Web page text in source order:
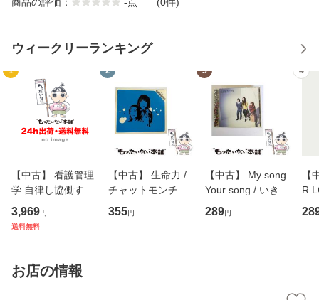
ウィークリーランキング
1
【中古】 看護管理
学 自律し協働する
専門職の看護マネ
ジメントスキル 改
恵 藤本幸三 / 南江
堂 [単行
3,969円
送料無料
2
【中古】 生命力 /
チャットモンチー /
キューンレコード
[CD]【メール便送
355円
3
【中古】 My song
Your song / いきも
のがかり / [CD]
【メール便送料無
289円
4
【
R
産
お店の情報